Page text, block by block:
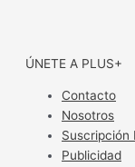
ÚNETE A PLUS+
Contacto
Nosotros
Suscripción
Publicidad